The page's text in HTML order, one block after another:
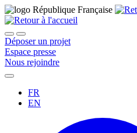
Déposer un projet
Espace presse
Nous rejoindre
FR
EN